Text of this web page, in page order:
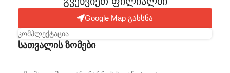
Google Map გახსნა
კომპლექტაცია
სათვალის ზომები